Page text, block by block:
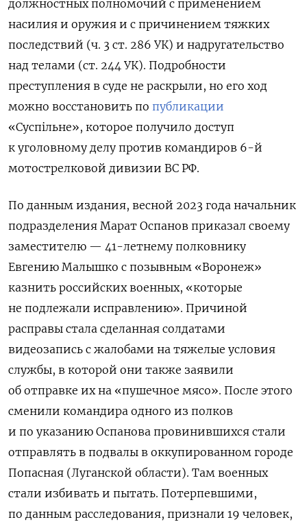
должностных полномочий с применением
насилия и оружия и с причинением тяжких
последствий (ч. 3 ст. 286 УК) и надругательство
над телами (ст. 244 УК). Подробности
преступления в суде не раскрыли, но его ход
можно восстановить по публикации
«Суспільне», которое получило доступ
к уголовному делу против командиров 6-й
мотострелковой дивизии ВС РФ.
По данным издания, весной 2023 года начальник
подразделения Марат Оспанов приказал своему
заместителю — 41-летнему полковнику
Евгению Малышко с позывным «Воронеж»
казнить российских военных, «которые
не подлежали исправлению». Причиной
расправы стала сделанная солдатами
видеозапись с жалобами на тяжелые условия
службы, в которой они также заявили
об отправке их на «пушечное мясо». После этого
сменили командира одного из полков
и по указанию Оспанова провинившихся стали
отправлять в подвалы в оккупированном городе
Попасная (Луганской области). Там военных
стали избивать и пытать. Потерпевшими,
по данным расследования, признали 19 человек,